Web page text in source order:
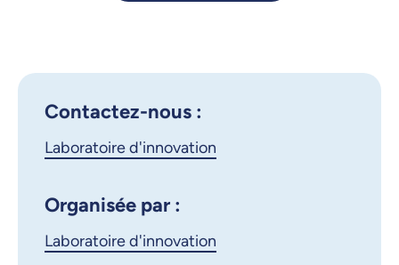
X.com
Copier le lien
Contactez-nous :
Laboratoire d'innovation
Organisée par :
Laboratoire d'innovation